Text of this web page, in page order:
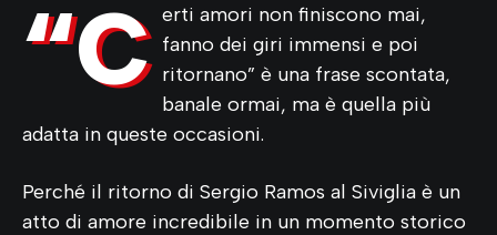
“C erti amori non finiscono mai,
fanno dei giri immensi e poi
ritornano” è una frase scontata,
banale ormai, ma è quella più
adatta in queste occasioni.
Perché il ritorno di Sergio Ramos al Siviglia è un
atto di amore incredibile in un momento storico